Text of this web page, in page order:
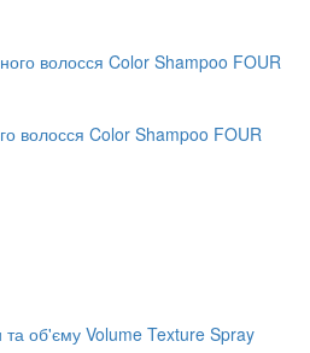
волосся Color Shampoo FOUR